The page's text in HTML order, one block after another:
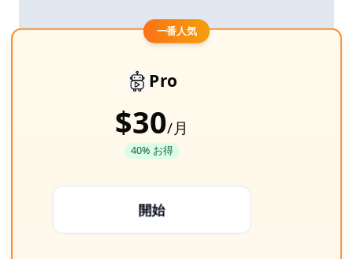
一番人気
Pro
$30/月
40% お得
開始